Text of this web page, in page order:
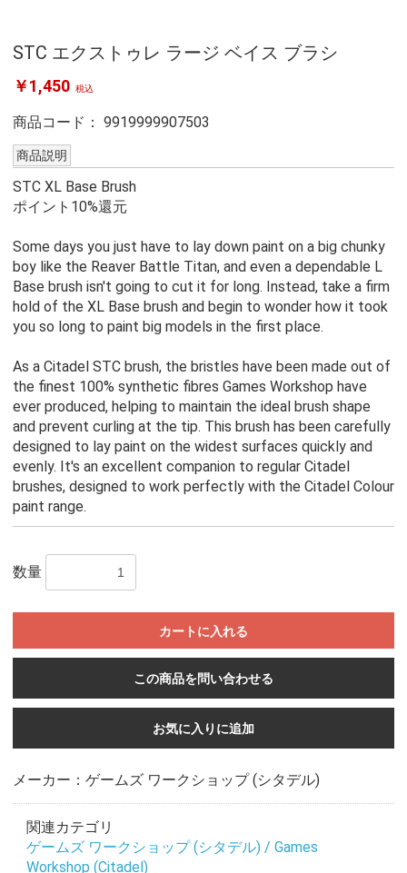
STC エクストゥレ ラージ ベイス ブラシ
￥1,450 税込
商品コード： 9919999907503
商品説明
STC XL Base Brush
ポイント10%還元
Some days you just have to lay down paint on a big chunky
boy like the Reaver Battle Titan, and even a dependable L
Base brush isn't going to cut it for long. Instead, take a firm
hold of the XL Base brush and begin to wonder how it took
you so long to paint big models in the first place.
As a Citadel STC brush, the bristles have been made out of
the finest 100% synthetic fibres Games Workshop have
ever produced, helping to maintain the ideal brush shape
and prevent curling at the tip. This brush has been carefully
designed to lay paint on the widest surfaces quickly and
evenly. It's an excellent companion to regular Citadel
brushes, designed to work perfectly with the Citadel Colour
paint range.
数量
カートに入れる
この商品を問い合わせる
お気に入りに追加
メーカー：ゲームズ ワークショップ (シタデル)
関連カテゴリ
ゲームズ ワークショップ (シタデル) / Games
Workshop (Citadel)